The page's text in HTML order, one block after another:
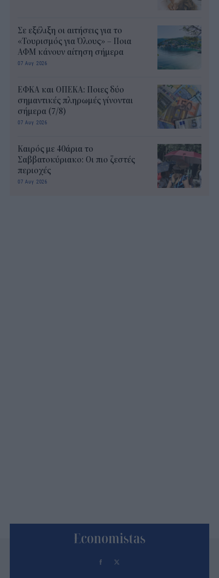
Σε εξέλιξη οι αιτήσεις για το
«Τουρισμός για Όλους» – Ποια
ΑΦΜ κάνουν αίτηση σήμερα
07 Αυγ 2026
ΕΦΚΑ και ΟΠΕΚΑ: Ποιες δύο
σημαντικές πληρωμές γίνονται
σήμερα (7/8)
07 Αυγ 2026
Καιρός με 40άρια το
Σαββατοκύριακο: Οι πιο ζεστές
περιοχές
07 Αυγ 2026